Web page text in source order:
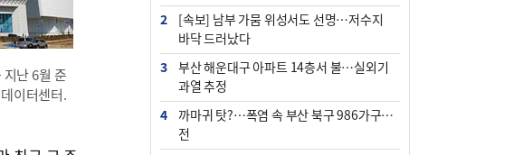
난 6월 준
이터센터.
2
[속보] 남부 가뭄 위성서도 선명…저수지
바닥 드러났다
3
부산 해운대구 아파트 14층서 불…실외기
과열 추정
4
까마귀 탓?…폭염 속 부산 북구 986가구 정
전